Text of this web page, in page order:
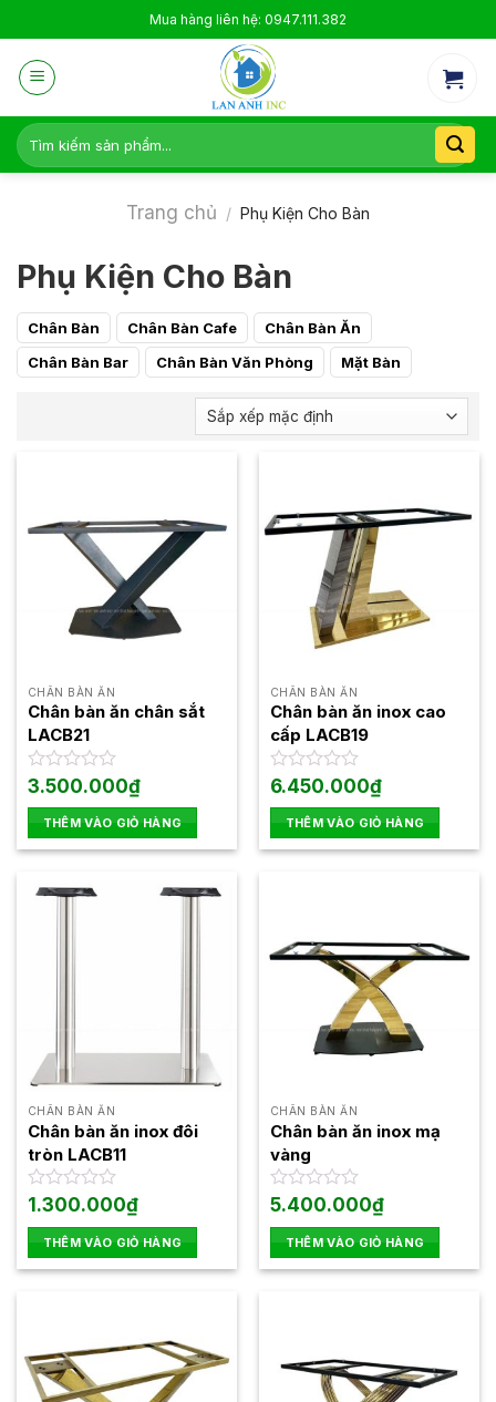
to
content
Mua hàng liên hệ: 0947.111.382
Tìm
kiếm:
Trang chủ / Phụ Kiện Cho Bàn
Phụ Kiện Cho Bàn
Chân Bàn Chân Bàn Cafe
Chân Bàn Ăn
Chân Bàn Bar
Chân Bàn Văn Phòng Mặt Bàn
CHÂN BÀN ĂN
Chân bàn ăn chân sắt
LACB21
Được
hạng
0
5
3.500.000₫
THÊM VÀO GIỎ HÀNG
CHÂN BÀN ĂN
Chân bàn ăn inox cao
cấp LACB19
Được
hạng
0
5
6.450.000₫
THÊM VÀO GIỎ HÀNG
CHÂN BÀN ĂN
Chân bàn ăn inox đôi
tròn LACB11
Được
hạng
0
5
1.300.000₫
THÊM VÀO GIỎ HÀNG
CHÂN BÀN ĂN
Chân bàn ăn inox mạ
vàng
Được
hạng
0
5
5.400.000₫
THÊM VÀO GIỎ HÀNG